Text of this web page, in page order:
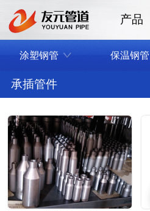
产品
涂塑钢管 保温钢管
承插管件